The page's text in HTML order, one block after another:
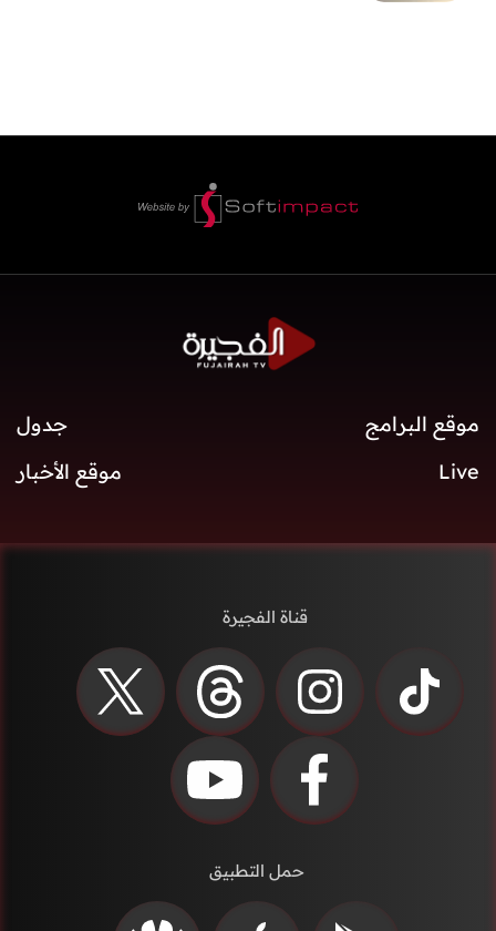
موقع البرامج
جدول
Live
موقع الأخبار
قناة الفجيرة
حمل التطبيق